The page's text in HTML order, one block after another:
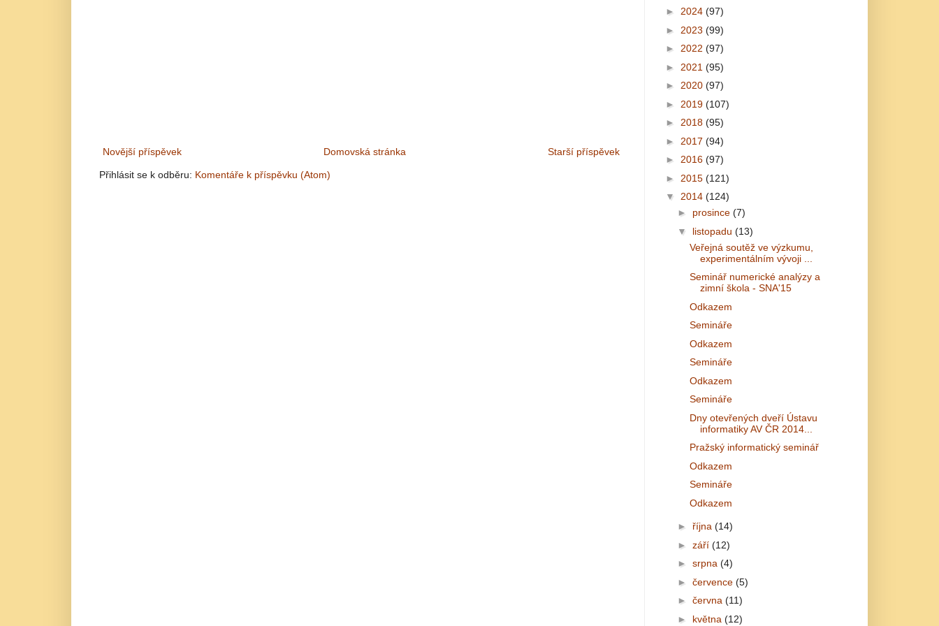
Novější příspěvek Starší příspěvek
Domovská stránka
Přihlásit se k odběru: Komentáře k příspěvku (Atom)
► 2024 (97)
► 2023 (99)
► 2022 (97)
► 2021 (95)
► 2020 (97)
► 2019 (107)
► 2018 (95)
► 2017 (94)
► 2016 (97)
► 2015 (121)
▼ 2014 (124)
► prosince (7)
▼ listopadu (13)
Veřejná soutěž ve výzkumu,
experimentálním vývoji ...
Seminář numerické analýzy a
zimní škola - SNA'15
Odkazem
Semináře
Odkazem
Semináře
Odkazem
Semináře
Dny otevřených dveří Ústavu
informatiky AV ČR 2014...
Pražský informatický seminář
Odkazem
Semináře
Odkazem
► října (14)
► září (12)
► srpna (4)
► července (5)
► června (11)
► května (12)